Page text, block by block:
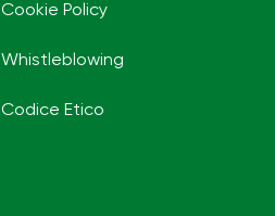
Cookie Policy
Whistleblowing
Codice Etico